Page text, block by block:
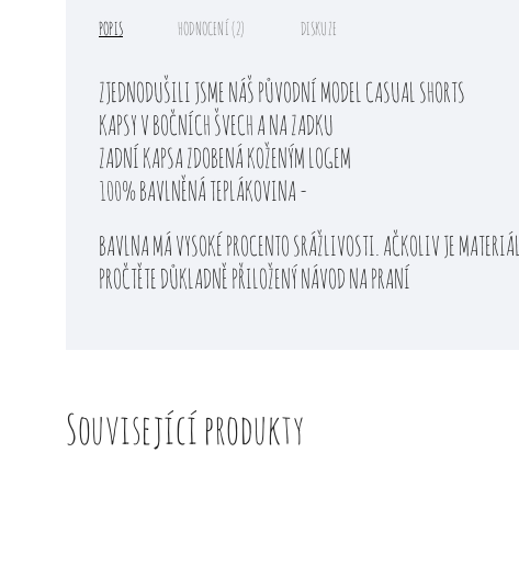
POPIS HODNOCENÍ (2) DISKUZE
ZJEDNODUŠILI JSME NÁŠ PŮVODNÍ MODEL CASUAL SHORTS
KAPSY V BOČNÍCH ŠVECH A NA ZADKU
ZADNÍ KAPSA ZDOBENÁ KOŽENÝM LOGEM
100% BAVLNĚNÁ TEPLÁKOVINA -
BAVLNA MÁ VYSOKÉ PROCENTO SRÁŽLIVOSTI. AČKOLIV JE
PROČTĚTE DŮKLADNĚ PŘILOŽENÝ NÁVOD NA PRANÍ
Související produkty